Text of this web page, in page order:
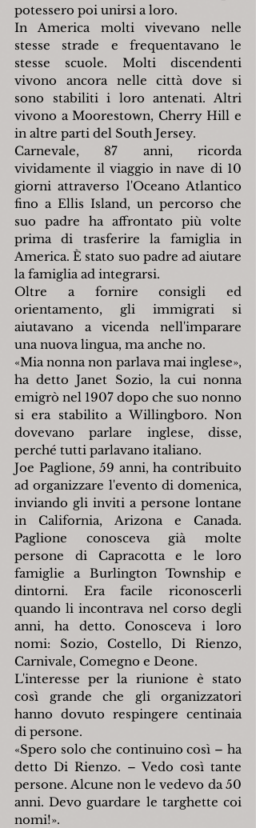
potessero poi unirsi a loro.
In America molti vivevano nelle
stesse strade e frequentavano le
stesse scuole. Molti discendenti
vivono ancora nelle città dove si
sono stabiliti i loro antenati. Altri
vivono a Moorestown, Cherry Hill e
in altre parti del South Jersey.
Carnevale, 87 anni, ricorda
vividamente il viaggio in nave di 10
giorni attraverso l'Oceano Atlantico
fino a Ellis Island, un percorso che
suo padre ha affrontato più volte
prima di trasferire la famiglia in
America. È stato suo padre ad aiutare
la famiglia ad integrarsi.
Oltre a fornire consigli ed
orientamento, gli immigrati si
aiutavano a vicenda nell'imparare
una nuova lingua, ma anche no.
«Mia nonna non parlava mai inglese»,
ha detto Janet Sozio, la cui nonna
emigrò nel 1907 dopo che suo nonno
si era stabilito a Willingboro. Non
dovevano parlare inglese, disse,
perché tutti parlavano italiano.
Joe Paglione, 59 anni, ha contribuito
ad organizzare l'evento di domenica,
inviando gli inviti a persone lontane
in California, Arizona e Canada.
Paglione conosceva già molte
persone di Capracotta e le loro
famiglie a Burlington Township e
dintorni. Era facile riconoscerli
quando li incontrava nel corso degli
anni, ha detto. Conosceva i loro
nomi: Sozio, Costello, Di Rienzo,
Carnivale, Comegno e Deone.
L'interesse per la riunione è stato
così grande che gli organizzatori
hanno dovuto respingere centinaia
di persone.
«Spero solo che continuino così – ha
detto Di Rienzo. – Vedo così tante
persone. Alcune non le vedevo da 50
anni. Devo guardare le targhette coi
nomi!».